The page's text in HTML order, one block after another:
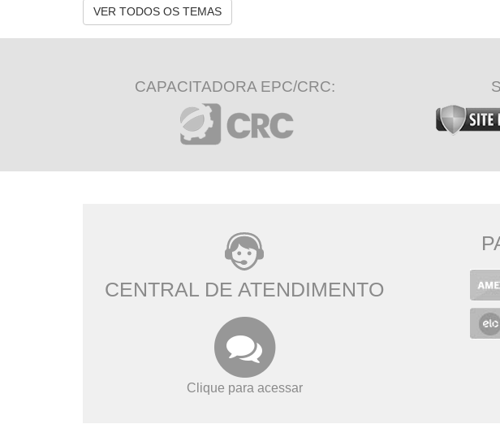
VER TODOS OS TEMAS
CAPACITADORA EPC/CRC:
CENTRAL DE ATENDIMENTO
Clique para acessar